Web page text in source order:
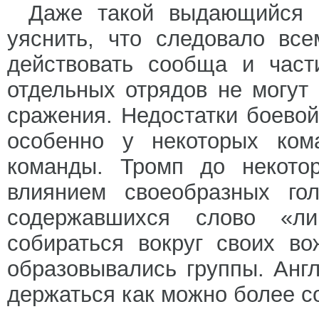
Даже такой
уяснить, что следовало
действовать сообща и
отдельных отрядов не
сражения. Недостатки
особенно у некоторых
команды. Тромп до
влиянием своеобразных
содержавшихся слово
собираться вокруг своих
образовывались группы.
держаться как можно более